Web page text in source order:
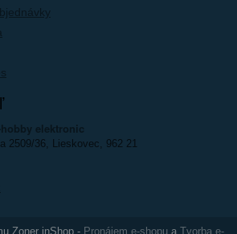
elektronic
2509/36, Lieskovec, 962 21
Zoner inShop - Pronájem e-shopu a Tvorba e-